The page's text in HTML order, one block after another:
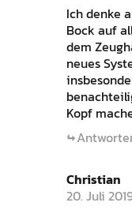
Ich denke
Bock auf
dem
neues
Kopf
Christian
20. Juli